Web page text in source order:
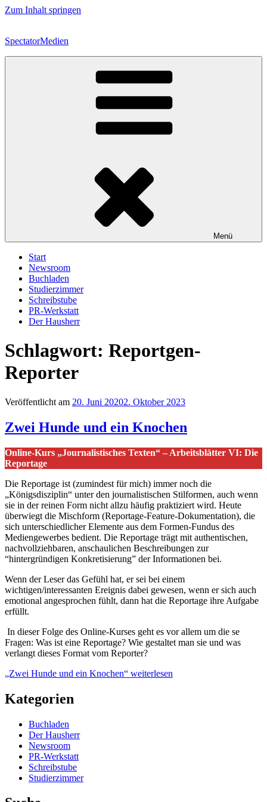
Zum Inhalt springen
SpectatorMedien
Menü
Start
Newsroom
Buchladen
Studierzimmer
Schreibstube
PR-Werkstatt
Der Hausherr
Schlagwort: Reportgen-
Reporter
Veröffentlicht am 20. Juni 20202. Oktober 2023
Zwei Hunde und ein Knochen
Online-Kurs „Journalistisches Texten“ – Arbeitsblätter VI: Die
Reportage
Die Reportage ist (zumindest für mich) immer noch die
„Königsdisziplin“ unter den journalistischen Stilformen, auch wenn
sie in der reinen Form nicht allzu häufig praktiziert wird. Heute
überwiegt die Mischform (Reportage-Feature-Dokumentation), die
sich unterschiedlicher Elemente aus dem Formen-Fundus des
Mediengewerbes bedient. Die Reportage trägt mit authentischen,
nachvollziehbaren, anschaulichen Beschreibungen zur
“hintergründigen Konkretisierung” der Informationen bei.
Wenn der Leser das Gefühl hat, er sei bei einem
wichtigen/interessanten Ereignis dabei gewesen, wenn er sich auch
emotional angesprochen fühlt, dann hat die Reportage ihre Aufgabe
erfüllt.
In dieser Folge des Online-Kurses geht es vor allem um die se
Fragen: Was ist eine Reportage? Wie gestaltet man sie und was
verlangt dieses Format vom Reporter?
„Zwei Hunde und ein Knochen“ weiterlesen
Kategorien
Buchladen
Der Hausherr
Newsroom
PR-Werkstatt
Schreibstube
Studierzimmer